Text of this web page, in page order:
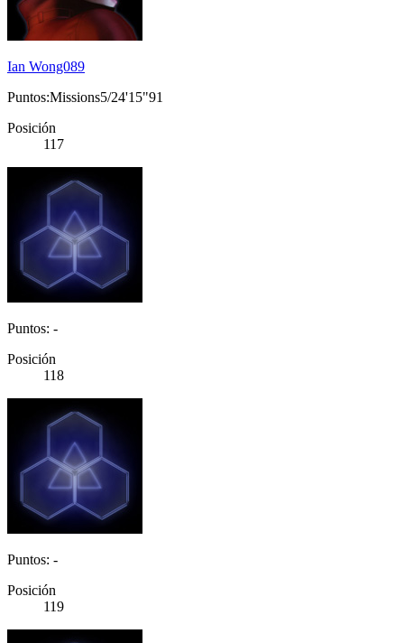
Ian Wong089
Puntos:Missions5/24'15"91
Posición
117
Puntos: -
Posición
118
Puntos: -
Posición
119